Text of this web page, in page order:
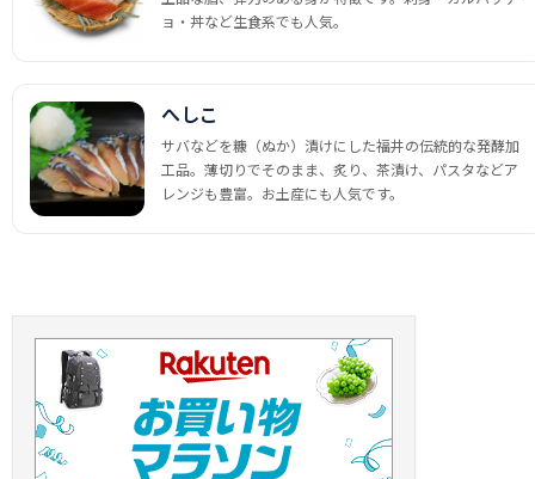
ョ・丼など生食系でも人気。
へしこ
サバなどを糠（ぬか）漬けにした福井の伝統的な発酵加
工品。薄切りでそのまま、炙り、茶漬け、パスタなどア
レンジも豊富。お土産にも人気です。